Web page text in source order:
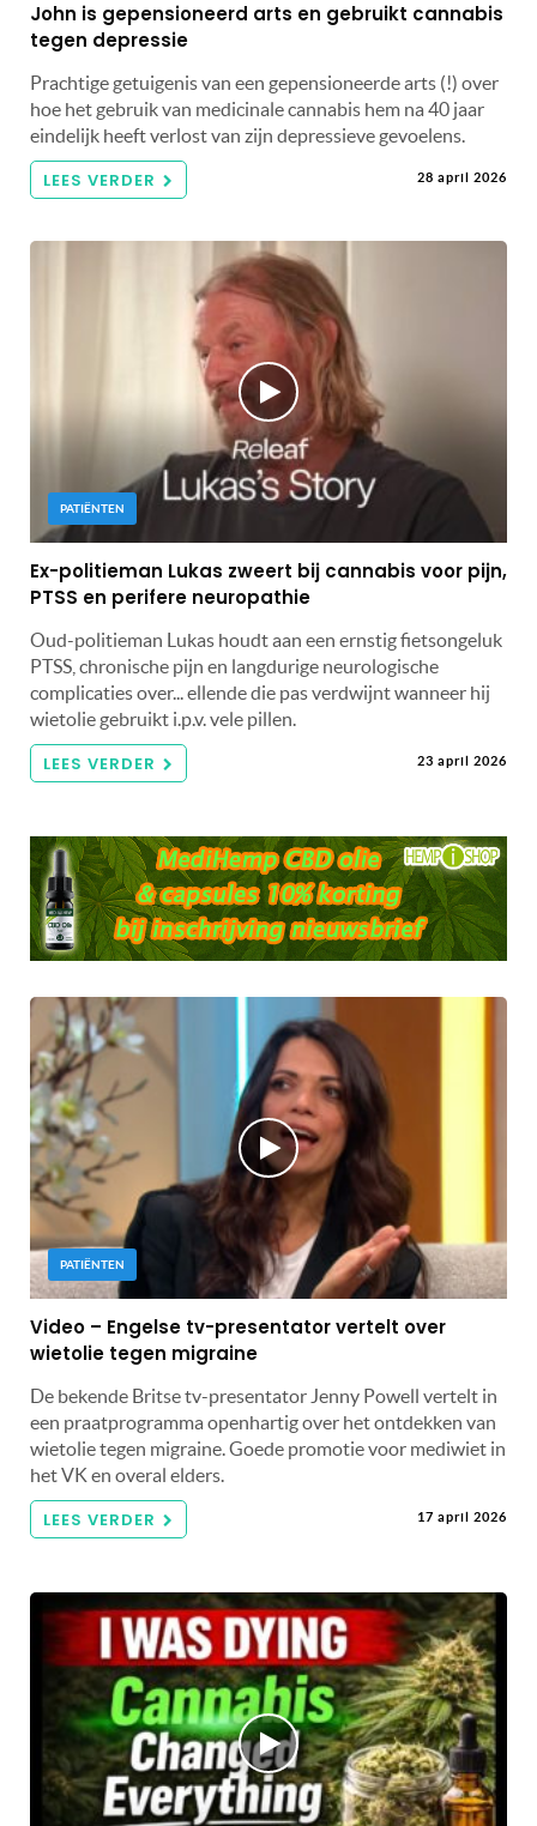
John is gepensioneerd arts en gebruikt cannabis
tegen depressie
Prachtige getuigenis van een gepensioneerde arts (!) over
hoe het gebruik van medicinale cannabis hem na 40 jaar
eindelijk heeft verlost van zijn depressieve gevoelens.
LEES VERDER 28 april 2026
PATIËNTEN
Ex-politieman Lukas zweert bij cannabis voor pijn,
PTSS en perifere neuropathie
Oud-politieman Lukas houdt aan een ernstig fietsongeluk
PTSS, chronische pijn en langdurige neurologische
complicaties over... ellende die pas verdwijnt wanneer hij
wietolie gebruikt i.p.v. vele pillen.
LEES VERDER 23 april 2026
PATIËNTEN
Video – Engelse tv-presentator vertelt over
wietolie tegen migraine
De bekende Britse tv-presentator Jenny Powell vertelt in
een praatprogramma openhartig over het ontdekken van
wietolie tegen migraine. Goede promotie voor mediwiet in
het VK en overal elders.
LEES VERDER 17 april 2026